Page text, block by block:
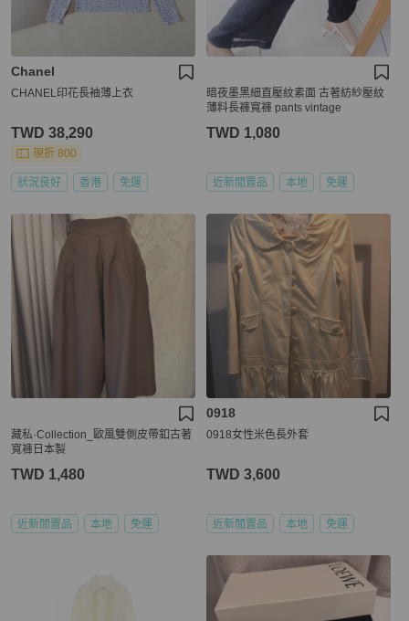
Chanel
CHANEL印花長袖薄上衣
TWD 38,290
現折 800
狀況良好 香港 免運
暗夜墨黑細直壓紋素面 古著紡紗壓紋
薄料長褲寬褲 pants vintage
TWD 1,080
近新閒置品 本地 免運
藏私·Collection_歐風雙側皮帶釦古著
寬褲日本製
TWD 1,480
近新閒置品 本地 免運
0918
0918女性米色長外套
TWD 3,600
近新閒置品 本地 免運